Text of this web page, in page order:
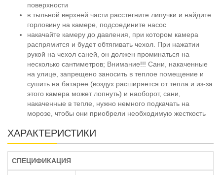
поверхности
в тыльной верхней части расстегните липучки и найдите
горловину на камере, подсоедините насос
накачайте камеру до давления, при котором камера
распрямится и будет обтягивать чехол. При нажатии
рукой на чехол саней, он должен проминаться на
несколько сантиметров; Внимание!!! Сани, накаченные
на улице, запрещено заносить в теплое помещение и
сушить на батарее (воздух расширяется от тепла и из-за
этого камера может лопнуть) и наоборот, сани,
накаченные в тепле, нужно немного подкачать на
морозе, чтобы они приобрели необходимую жесткость
ХАРАКТЕРИСТИКИ
СПЕЦИФИКАЦИЯ